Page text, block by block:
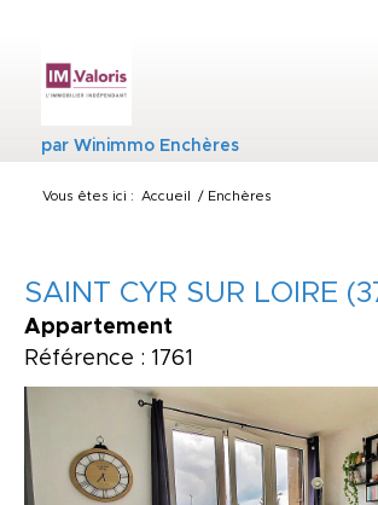
parWinimmo Enchères
Vous êtes ici : Accueil / Enchères
SAINT CYR SUR LOIRE
Appartement
Référence : 1761